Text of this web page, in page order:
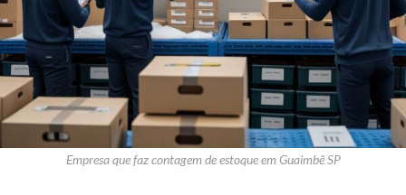
Empresa que faz contagem de estoque em Guaimbê SP